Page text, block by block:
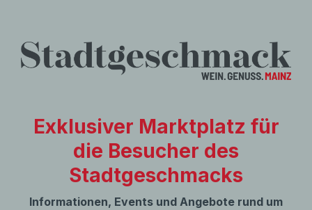
Exklusiver Marktplatz für
die Besucher des
Stadtgeschmacks
Informationen, Events und Angebote rund um